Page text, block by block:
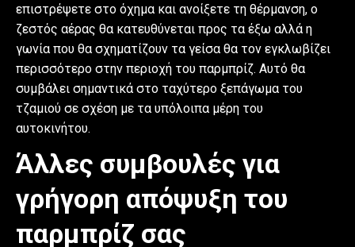
επιστρέψετε στο όχημα και ανοίξετε τη θέρμανση, ο
ζεστός αέρας θα κατευθύνεται προς τα έξω αλλά η
γωνία που θα σχηματίζουν τα γείσα θα τον εγκλωβίζει
περισσότερο στην περιοχή του παρμπρίζ. Αυτό θα
συμβάλει σημαντικά στο ταχύτερο ξεπάγωμα του
τζαμιού σε σχέση με τα υπόλοιπα μέρη του
αυτοκινήτου.
Άλλες συμβουλές για
γρήγορη απόψυξη του
παρμπρίζ σας